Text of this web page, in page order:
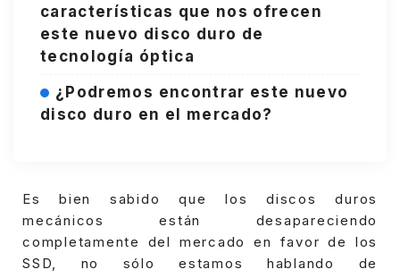
características que nos ofrecen
este nuevo disco duro de
tecnología óptica
¿Podremos encontrar este nuevo
disco duro en el mercado?
Es bien sabido que los discos duros
mecánicos están desapareciendo
completamente del mercado en favor de los
SSD, no sólo estamos hablando de